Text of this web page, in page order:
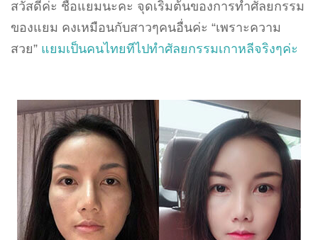
สวัสดีค่ะ ชื่อแยมนะคะ จุดเริ่มต้นของการทำศัลยกรรม
ของแยม คงเหมือนกับสาวๆคนอื่นค่ะ “เพราะความ
สวย” แยมเป็นคนไทยทีไปทำศัลยกรรมเกาหลีจริงๆค่ะ